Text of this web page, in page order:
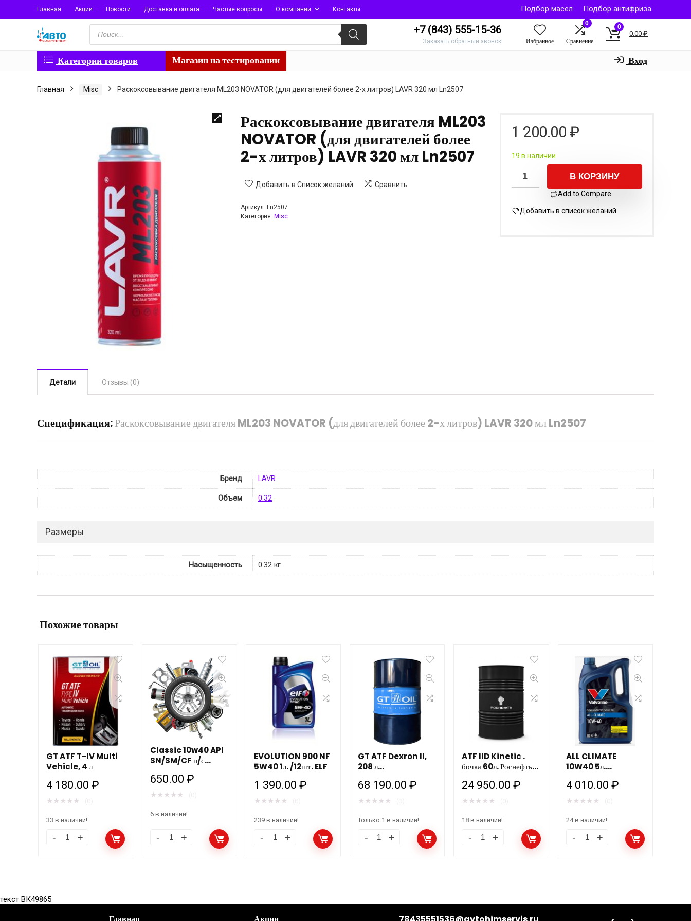
Главная Акции Новости Доставка и оплата Частые вопросы О компании Контакты Подбор масел
Подбор антифриза
Поиск
товаров
+7 (843) 555-15-36
Заказать обратный звонок Избранное
0
Сравнение
0
0.00 ₽
Категории товаров Магазин на тестировании Вход
Главная Misc Раскоксовывание двигателя ML203 NOVATOR (для двигателей более 2-х литров) LAVR 320 мл Ln2507
Раскоксовывание двигателя ML203
NOVATOR (для двигателей более
2-х литров) LAVR 320 мл Ln2507
Добавить в Список желаний Сравнить
Артикул: Ln2507
Категория: Misc
1 200.00 ₽
19 в наличии
В КОРЗИНУ
Add to Compare
Добавить в список желаний
Детали Отзывы (0)
Спецификация:Раскоксовывание двигателя ML203 NOVATOR (для двигателей более 2-х литров) LAVR 320 мл Ln2507
Бренд LAVR
Объем 0.32
Размеры
Насыщенность 0.32 кг
Похожие товары
GT ATF T-IV Multi
Vehicle, 4 л
4 180.00 ₽
★ ★ ★ ★ ★
33 в наличии!
Classic 10w40 API
SN/SM/CF п/с
650.00 ₽
★ ★ ★ ★ ★
6 в наличии!
EVOLUTION 900 NF
5W40 1л. /12шт. ELF
1 390.00 ₽
★ ★ ★ ★ ★
239 в наличии!
GT ATF Dexron II,
208 л
жидкость для АКПП
68 190.00₽
★ ★ ★ ★ ★
Только 1 в наличии!
ATF IID Kinetic .
бочка 60л. Роснефть
24 950.00₽
★ ★ ★ ★ ★
18 в наличии!
ALL CLIMATE
10W40 5л.
4 010.00 ₽
★ ★ ★ ★ ★
24 в наличии!
текст ВК49865